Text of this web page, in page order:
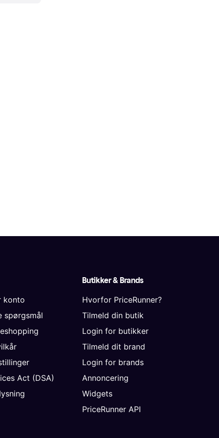
konto
spørgsmål
Act (DSA)
Butikker & Brands
Hvorfor PriceRunner?
Tilmeld din butik
Login for butikker
Tilmeld dit brand
Login for brands
Annoncering
Widgets
PriceRunner API